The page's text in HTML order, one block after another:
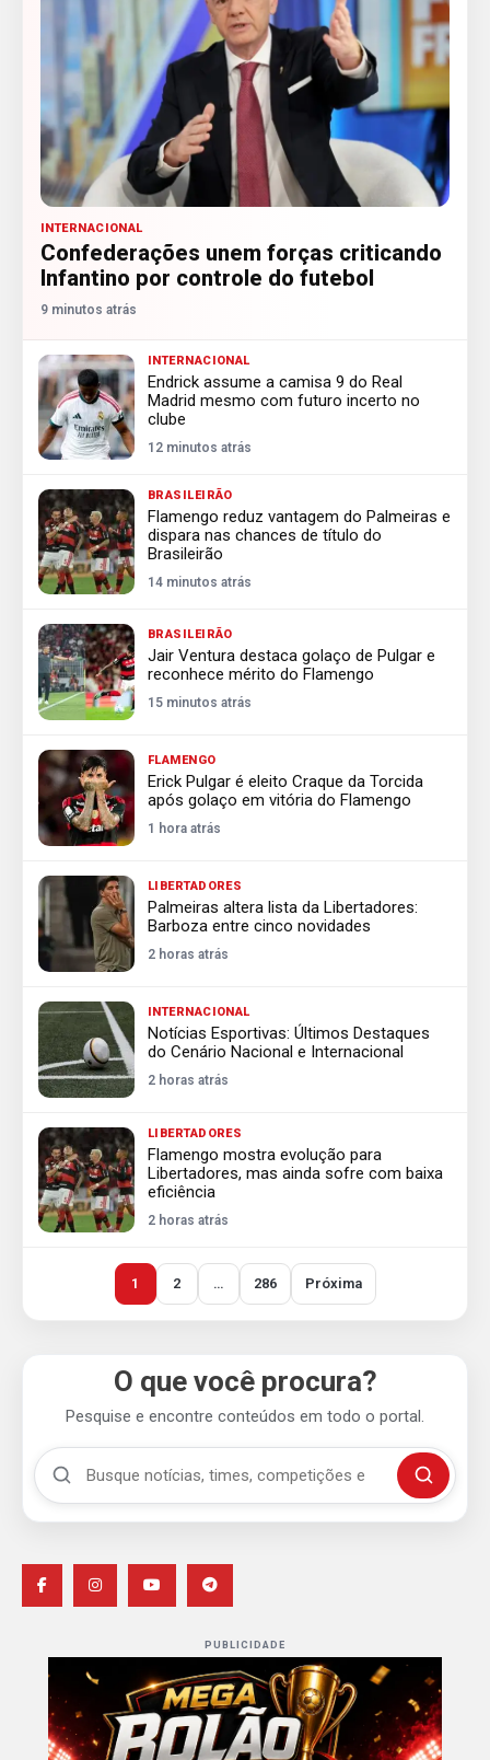
INTERNACIONAL
Confederações unem forças criticando
Infantino por controle do futebol
9 minutos atrás
INTERNACIONAL
Endrick assume a camisa 9 do Real
Madrid mesmo com futuro incerto no
clube
12 minutos atrás
BRASILEIRÃO
Flamengo reduz vantagem do Palmeiras e
dispara nas chances de título do
Brasileirão
14 minutos atrás
BRASILEIRÃO
Jair Ventura destaca golaço de Pulgar e
reconhece mérito do Flamengo
15 minutos atrás
FLAMENGO
Erick Pulgar é eleito Craque da Torcida
após golaço em vitória do Flamengo
1 hora atrás
LIBERTADORES
Palmeiras altera lista da Libertadores:
Barboza entre cinco novidades
2 horas atrás
INTERNACIONAL
Notícias Esportivas: Últimos Destaques
do Cenário Nacional e Internacional
2 horas atrás
LIBERTADORES
Flamengo mostra evolução para
Libertadores, mas ainda sofre com baixa
eficiência
2 horas atrás
1 2 … 286 Próxima
O que você procura?
Pesquise e encontre conteúdos em todo o portal.
Buscar no Mengão 360
Buscar
PUBLICIDADE